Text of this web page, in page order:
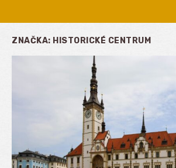
ZNAČKA: HISTORICKÉ CENTRUM